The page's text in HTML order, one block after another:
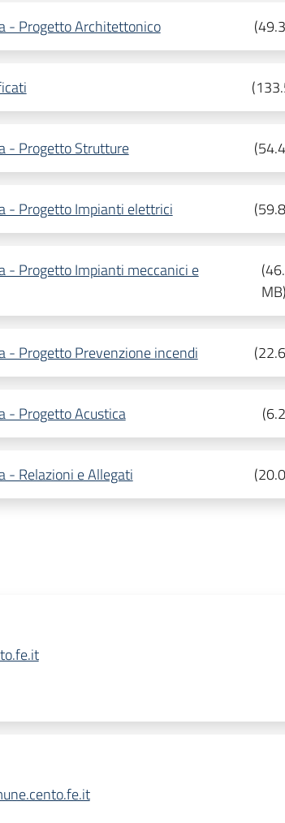
- Progetto Architettonico (
(
- Progetto Strutture (
- Progetto Impianti elettrici (
- Progetto Impianti meccanici e
(
MB)
- Progetto Prevenzione incendi (
- Progetto Acustica (
- Relazioni e Allegati (